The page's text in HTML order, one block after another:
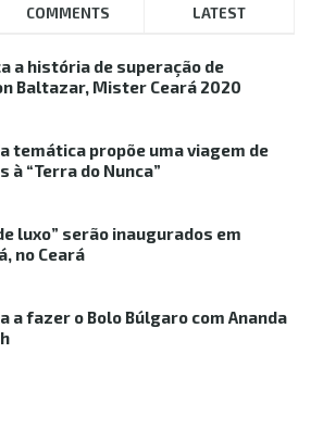
COMMENTS LATEST
a história de superação de
Baltazar, Mister Ceará 2020
temática propõe uma viagem de
à “Terra do Nunca”
luxo” serão inaugurados em
no Ceará
a fazer o Bolo Búlgaro com Ananda